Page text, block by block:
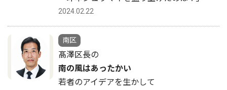
2024.02.22
南区
髙澤区長の
南の風はあったかい
若者のアイデアを生かして